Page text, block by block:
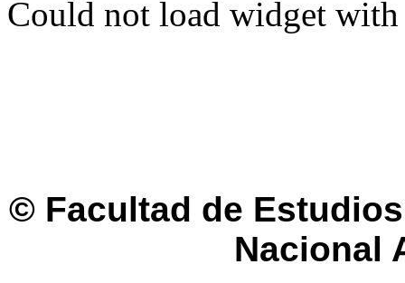
Could not load widget
© Facultad de
Nacional